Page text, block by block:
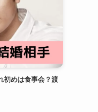
初めは食事会？渡